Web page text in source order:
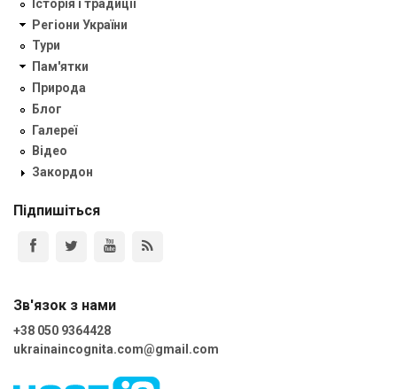
Історія і традиції
Регіони України
Тури
Пам'ятки
Природа
Блог
Галереї
Відео
Закордон
Підпишіться
Зв'язок з нами
+38 050 9364428
ukrainaincognita.com@gmail.com